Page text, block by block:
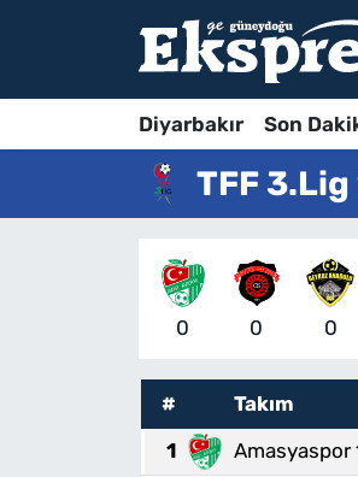
Diyarbakır Son
TFF
0 0 0
# Takım
1
Amasyaspor